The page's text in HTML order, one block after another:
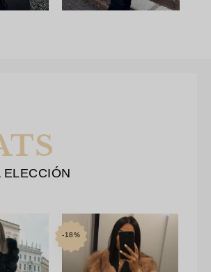
ELECCIÓN
-18%